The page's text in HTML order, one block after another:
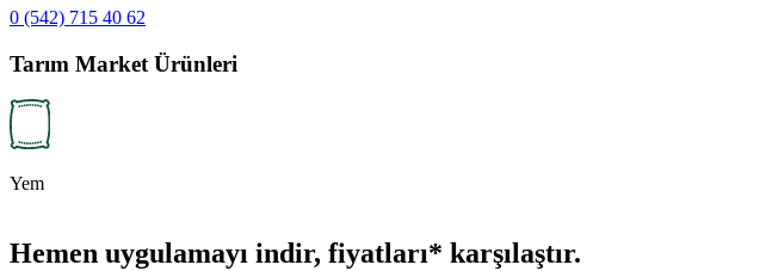
0 (542) 715 40 62
Tarım Market Ürünleri
Yem
Hemen uygulamayı indir, fiyatları* karşılaştır.